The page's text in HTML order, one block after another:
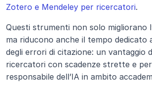
Zotero e Mendeley per ricercatori.
Questi strumenti non solo migliorano
ma riducono anche il tempo dedicato
degli errori di citazione: un vantaggio
ricercatori con scadenze strette e
responsabile dell’IA in ambito